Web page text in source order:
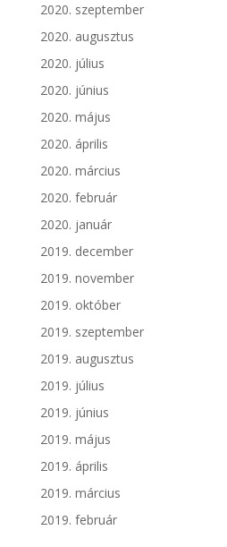
2020. szeptember
2020. augusztus
2020. július
2020. június
2020. május
2020. április
2020. március
2020. február
2020. január
2019. december
2019. november
2019. október
2019. szeptember
2019. augusztus
2019. július
2019. június
2019. május
2019. április
2019. március
2019. február